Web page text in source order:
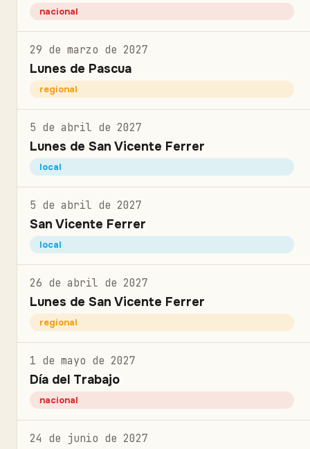
nacional
29 de marzo de 2027
Lunes de Pascua
regional
5 de abril de 2027
Lunes de San Vicente Ferrer
local
5 de abril de 2027
San Vicente Ferrer
local
26 de abril de 2027
Lunes de San Vicente Ferrer
regional
1 de mayo de 2027
Día del Trabajo
nacional
24 de junio de 2027